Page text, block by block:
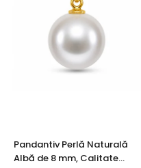
Pandantiv Perlă Naturală
Albă de 8 mm, Calitate